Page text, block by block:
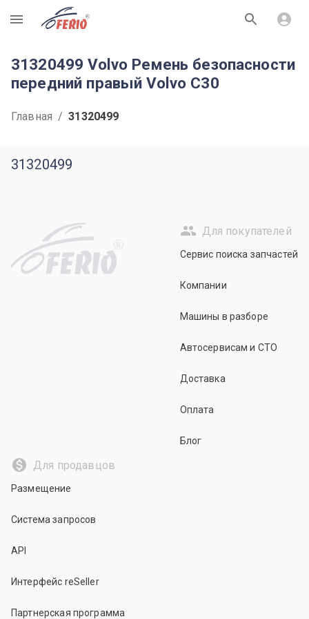
R
31320499 Volvo Ремень безопасности
передний правый Volvo C30
Главная / 31320499
31320499
R
Для покупателей
Сервис поиска запчастей
Компании
Машины в разборе
Автосервисам и СТО
Доставка
Оплата
Блог
Для продавцов
Размещение
Система запросов
API
Интерфейс reSeller
Партнерская программа